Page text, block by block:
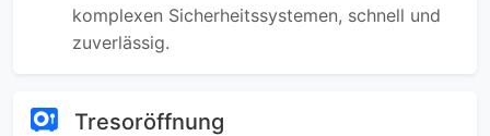
komplexen Sicherheitssystemen, schnell und
zuverlässig.
Tresoröffnung